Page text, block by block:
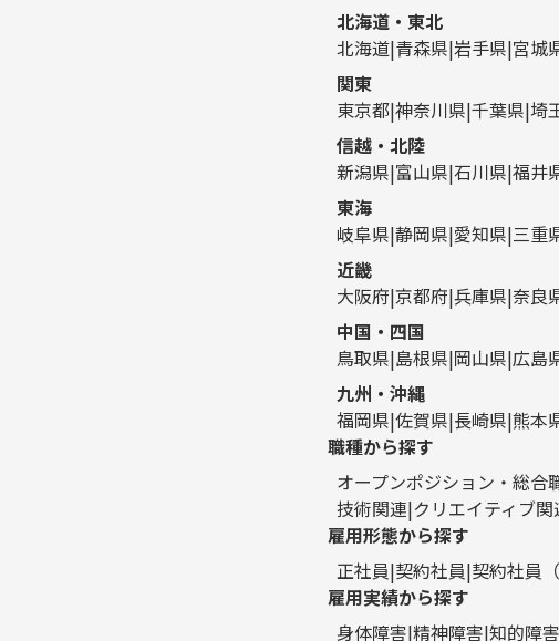
北海道・東北
北海道 青森県 岩手県 宮城
関東
東京都 神奈川県 千葉県 埼
信越・北陸
新潟県 富山県 石川県 福井
東海
岐阜県 静岡県 愛知県 三重
近畿
大阪府 京都府 兵庫県 奈良
中国・四国
鳥取県 島根県 岡山県 広島
九州・沖縄
福岡県 佐賀県 長崎県 熊本
職種から探す
オープンポジション・総合
技術関連 クリエイティブ関
雇用形態から探す
正社員 契約社員 契約社員
雇用実績から探す
身体障害 精神障害 知的障害